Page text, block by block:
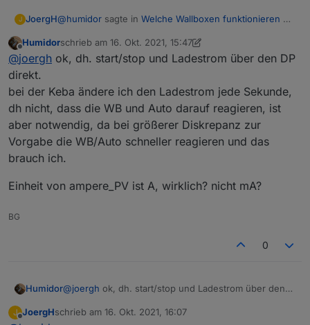
J JoergH@humidor sagte in Welche Wallboxen funktionieren mit
über "max_ampere" den Ladestrom?
Nein, da zeigt er das mögliche Maximum an..
amperePV musste nehmen...
Allerdings sollte man mit dem Schreiben vermutlich
nicht übertreiben wenn einem was an seinem
Minuten, zwischendrin bilde ich einen Mittelwert.
Offline
Humidorschrieb am 16. Okt. 2021, 15:47
zuletzt editiert von Humidor
@joergh ok, dh. start/stop und Ladestrom über den DP
direkt.
bei der Keba ändere ich den Ladestrom jede Sekunde,
dh nicht, dass die WB und Auto darauf reagieren, ist
aber notwendig, da bei größerer Diskrepanz zur
Vorgabe die WB/Auto schneller reagieren und das
brauch ich.
Einheit von ampere_PV ist A, wirklich? nicht mA?
BG
0
Humidor@joergh ok, dh. start/stop und Ladestrom über den
bei der Keba ändere ich den Ladestrom jede
Einheit von ampere_PV ist A, wirklich? nicht mA?
J
Offline
JoergHschrieb am 16. Okt. 2021, 16:07
zuletzt editiert von